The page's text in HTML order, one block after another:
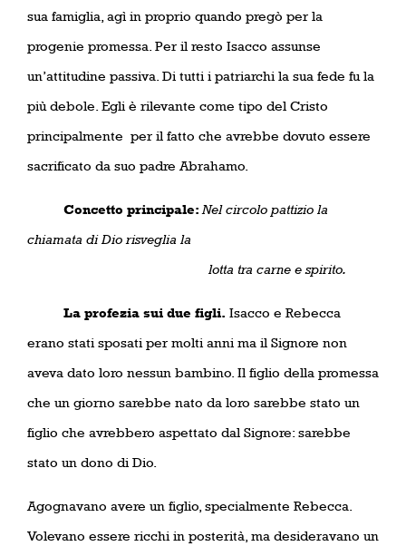
sua famiglia, agì in proprio quando pregò per la
progenie promessa. Per il resto Isacco assunse
un’attitudine passiva. Di tutti i patriarchi la sua fede fu la
più debole. Egli è rilevante come tipo del Cristo
principalmente per il fatto che avrebbe dovuto essere
sacrificato da suo padre Abrahamo.
Concetto principale: Nel circolo pattizio la
chiamata di Dio risveglia la
lotta tra carne e spirito.
La profezia sui due figli. Isacco e Rebecca
erano stati sposati per molti anni ma il Signore non
aveva dato loro nessun bambino. Il figlio della promessa
che un giorno sarebbe nato da loro sarebbe stato un
figlio che avrebbero aspettato dal Signore: sarebbe
stato un dono di Dio.
Agognavano avere un figlio, specialmente Rebecca.
Volevano essere ricchi in posterità, ma desideravano un